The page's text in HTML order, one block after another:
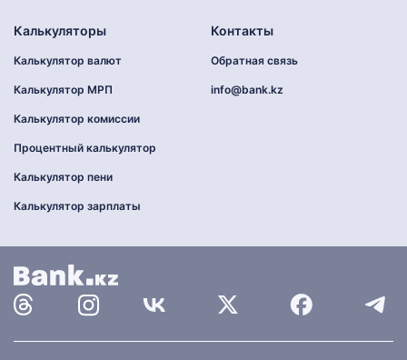
Калькуляторы
Калькулятор валют
Калькулятор МРП
Калькулятор комиссии
Процентный калькулятор
Калькулятор пени
Калькулятор зарплаты
Контакты
Обратная связь
info@bank.kz